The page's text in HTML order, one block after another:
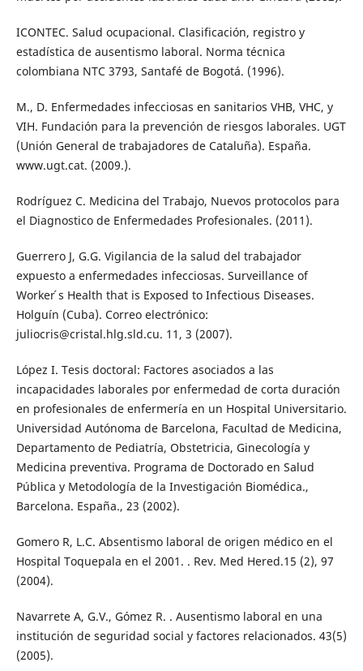
ICONTEC. Salud ocupacional. Clasificación, registro y
estadística de ausentismo laboral. Norma técnica
colombiana NTC 3793, Santafé de Bogotá. (1996).
M., D. Enfermedades infecciosas en sanitarios VHB, VHC, y
VIH. Fundación para la prevención de riesgos laborales. UGT
(Unión General de trabajadores de Cataluña). España.
www.ugt.cat. (2009.).
Rodríguez C. Medicina del Trabajo, Nuevos protocolos para
el Diagnostico de Enfermedades Profesionales. (2011).
Guerrero J, G.G. Vigilancia de la salud del trabajador
expuesto a enfermedades infecciosas. Surveillance of
Worker ́s Health that is Exposed to Infectious Diseases.
Holguín (Cuba). Correo electrónico:
juliocris@cristal.hlg.sld.cu. 11, 3 (2007).
López I. Tesis doctoral: Factores asociados a las
incapacidades laborales por enfermedad de corta duración
en profesionales de enfermería en un Hospital Universitario.
Universidad Autónoma de Barcelona, Facultad de Medicina,
Departamento de Pediatría, Obstetricia, Ginecología y
Medicina preventiva. Programa de Doctorado en Salud
Pública y Metodología de la Investigación Biomédica.,
Barcelona. España., 23 (2002).
Gomero R, L.C. Absentismo laboral de origen médico en el
Hospital Toquepala en el 2001. . Rev. Med Hered.15 (2), 97
(2004).
Navarrete A, G.V., Gómez R. . Ausentismo laboral en una
institución de seguridad social y factores relacionados. 43(5)
(2005).